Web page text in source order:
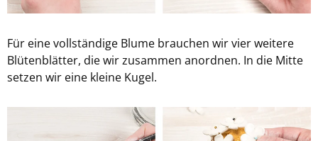
Für eine voll­stän­di­ge Blume brau­chen wir vier wei­te­re
Blü­ten­blät­ter, die wir zu­sam­men an­ord­nen. In die Mitte
set­zen wir eine klei­ne Kugel.